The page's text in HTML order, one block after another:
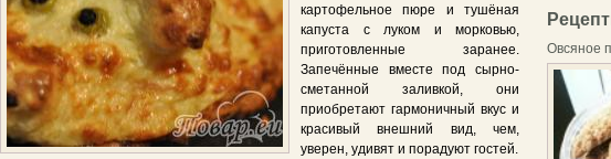
картофельное пюре и тушёная
капуста с луком и морковью,
приготовленные заранее.
Запечённые вместе под сырно-
сметанной заливкой, они
приобретают гармоничный вкус и
красивый внешний вид, чем,
уверен, удивят и порадуют гостей.
Овсяное